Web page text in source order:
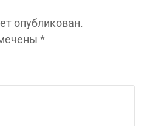
опубликован.
*